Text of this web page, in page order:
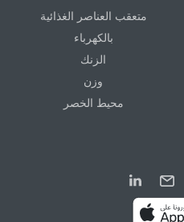
متعقب العناصر الغذائية
بالكهرباء
الزنك
وزن
محيط الخصر